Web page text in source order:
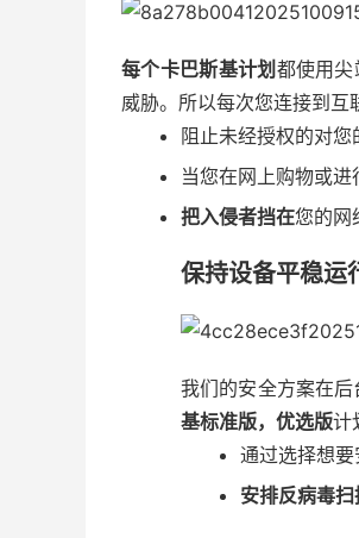
每个卡巴斯基计划 都使用
威胁。所以每次您连接到互
阻止未经授权的对
当您在网上购物或
把入侵者挡在您的网
保持设备平稳运
我们的安全方案在后
基标准版，优选版计
通过选择想
安排反病毒扫